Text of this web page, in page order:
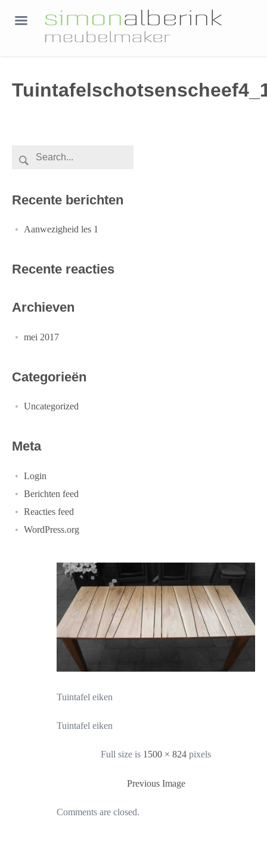
Recente berichten
Aanwezigheid les 1
Recente reacties
Archieven
mei 2017
Categorieën
Uncategorized
Meta
Login
Berichten feed
Reacties feed
WordPress.org
Tuintafel eiken
Tuintafel eiken
Full size is 1500 × 824 pixels
Previous Image
Comments are closed.